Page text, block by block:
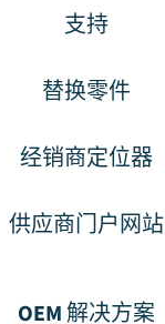
支持
替换零件
经销商定位器
供应商门户网站
OEM 解决方案